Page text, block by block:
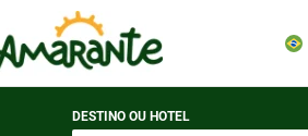
DESTINO OU HOTEL